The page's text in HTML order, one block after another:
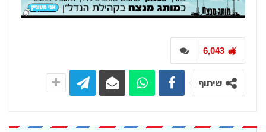
6,043
שיתוף